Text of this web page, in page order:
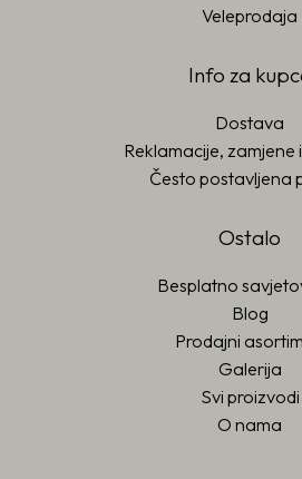
Veleprodaja
Info za
Dostava
Reklamacije, zamjene
Često postavljena
Ostalo
Besplatno
Blog
Prodajni
Galerija
Svi proizvodi
O nama